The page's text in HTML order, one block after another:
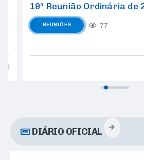
quando os mesmos estiverem
semáforos, devendo...
19ª Reunião Ordinária de
REUNIÕES 77
DIÁRIO OFICIAL